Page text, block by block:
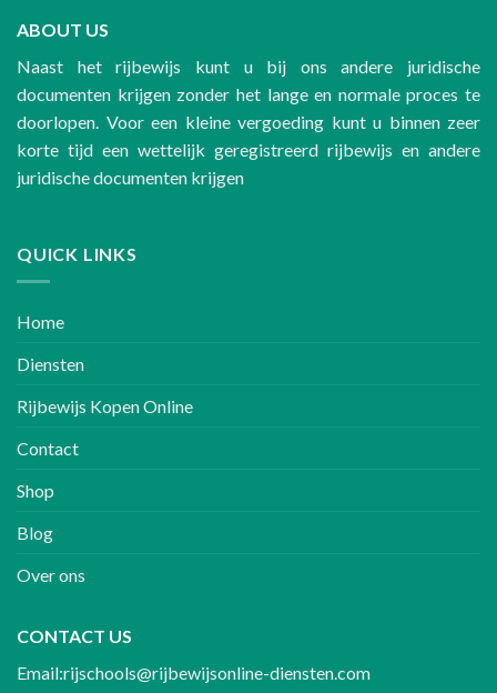
ABOUT US
Naast het rijbewijs kunt u bij ons andere juridische
documenten krijgen zonder het lange en normale proces te
doorlopen. Voor een kleine vergoeding kunt u binnen zeer
korte tijd een wettelijk geregistreerd rijbewijs en andere
juridische documenten krijgen
QUICK LINKS
Home
Diensten
Rijbewijs Kopen Online
Contact
Shop
Blog
Over ons
CONTACT US
Email:rijschools@rijbewijsonline-diensten.com